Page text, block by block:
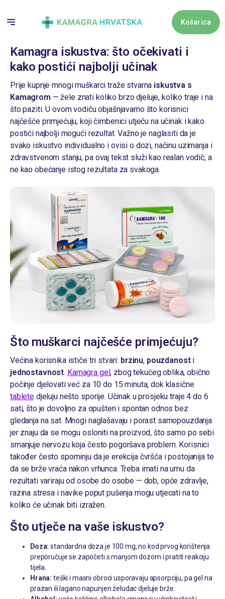
content
Košarica
Nema
Kamagra iskustva: što očekivati i
kako postići najbolji učinak
Prije kupnje mnogi muškarci traže stvarna iskustva s
Kamagrom — žele znati koliko brzo djeluje, koliko traje i na
što paziti. U ovom vodiču objašnjavamo što korisnici
najčešće primjećuju, koji čimbenici utječu na učinak i kako
postići najbolji mogući rezultat. Važno je naglasiti da je
svako iskustvo individualno i ovisi o dozi, načinu uzimanja i
zdravstvenom stanju, pa ovaj tekst služi kao realan vodič, a
ne kao obećanje istog rezultata za svakoga.
Što muškarci najčešće primjećuju?
Većina korisnika ističe tri stvari: brzinu, pouzdanosti
jednostavnost. Kamagra gel, zbog tekućeg oblika, obično
počinje djelovati već za 10 do 15 minuta, dok klasične
tablete djeluju nešto sporije. Učinak u prosjeku traje 4 do 6
sati, što je dovoljno za opušten i spontan odnos bez
gledanja na sat. Mnogi naglašavaju i porast samopouzdanja
jer znaju da se mogu osloniti na proizvod, što samo po sebi
smanjuje nervozu koja često pogoršava problem. Korisnici
također često spominju da je erekcija čvršća i postojanija te
da se brže vraća nakon vrhunca. Treba imati na umu da
rezultati variraju od osobe do osobe — dob, opće zdravlje,
razina stresa i navike poput pušenja mogu utjecati na to
koliko će učinak biti izražen.
Što utječe na vaše iskustvo?
Doza: standardna doza je 100 mg, no kod prvog korištenja
preporučuje se započeti s manjom dozom i pratiti reakciju
tijela.
Hrana: teški i masni obroci usporavaju apsorpciju, pa gel na
prazan ili lagano napunjen želudac djeluje brže.